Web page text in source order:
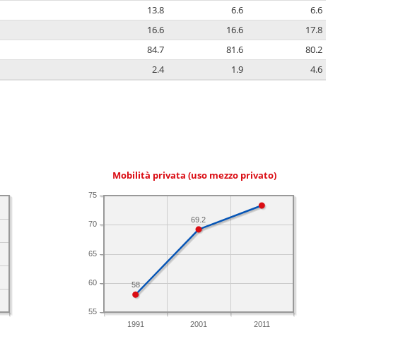
13.8 6.6
6.6
16.6 16.6
17.8
84.7 81.6
80.2
2.4 1.9 4.6
Mobilità privata (uso mezzo privato)
1991 2001 2011
55
60
65
70
75
69.2
58